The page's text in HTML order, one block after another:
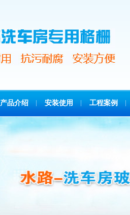
产品介绍 安装使用 工程案例